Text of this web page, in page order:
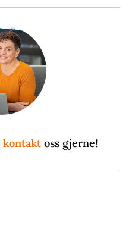
kontaktoss gjerne!